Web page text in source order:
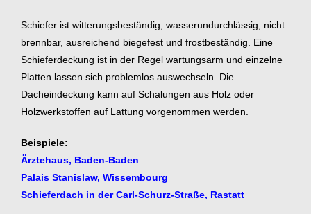
Schiefer ist witterungsbeständig, wasserundurchlässig, nicht
brennbar, ausreichend biegefest und frostbeständig. Eine
Schieferdeckung ist in der Regel wartungsarm und einzelne
Platten lassen sich problemlos auswechseln. Die
Dacheindeckung kann auf Schalungen aus Holz oder
Holzwerkstoffen auf Lattung vorgenommen werden.
Beispiele:
Ärztehaus, Baden-Baden
Palais Stanislaw, Wissembourg
Schieferdach in der Carl-Schurz-Straße, Rastatt